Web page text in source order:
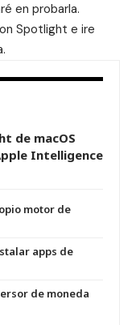
en probarla.
Spotlight e ire
de macOS
Intelligence
motor de
apps de
de moneda